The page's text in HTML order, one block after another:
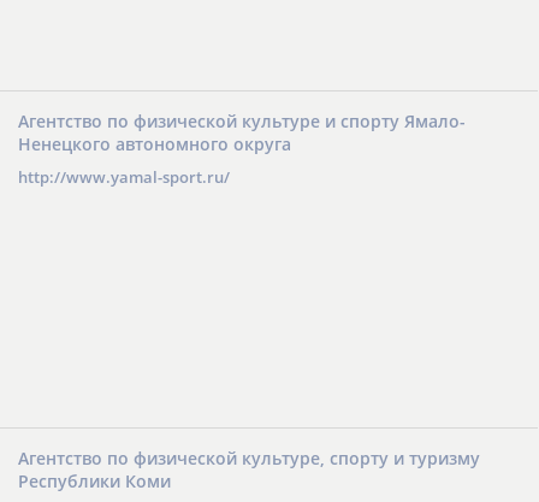
Агентство по физической культуре и спорту Ямало-
Ненецкого автономного округа
http://www.yamal-sport.ru/
Агентство по физической культуре, спорту и туризму
Республики Коми